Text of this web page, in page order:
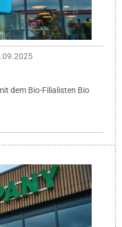
dem Bio-Filialisten Bio